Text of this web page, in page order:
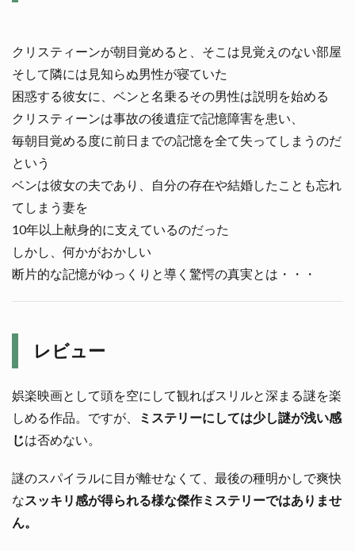
クリスティーンが朝目覚めると、そこは見覚えのない部屋
そして隣には見知らぬ男性が寝ていた
困惑する彼女に、ベンと名乗るその男性は説明を始める
クリスティーンは事故の後遺症で記憶障害を患い、
毎朝目覚める度に前日までの記憶を全て失ってしまうのだ
という
ベンは彼女の夫であり、自分の存在や結婚したことも忘れ
てしまう妻を
10年以上献身的に支えているのだった
しかし、何かがおかしい
断片的な記憶がゆっくりと導く驚愕の真実とは・・・
レビュー
娯楽映画として頭を空にして観ればスリルと深まる謎を楽
しめる作品。ですが、
ミステリーにしては少し謎が浅い感
じは否めない。
謎のスパイラルに目が離せなくて、最後の種明かしで爽快
なスッキリ感が得られる様な傑作ミステリーではありませ
ん。